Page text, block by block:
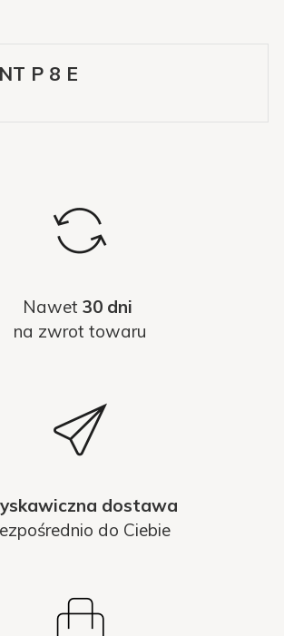
P 8 E
Nawet 30 dni
na zwrot towaru
dostawa
do Ciebie